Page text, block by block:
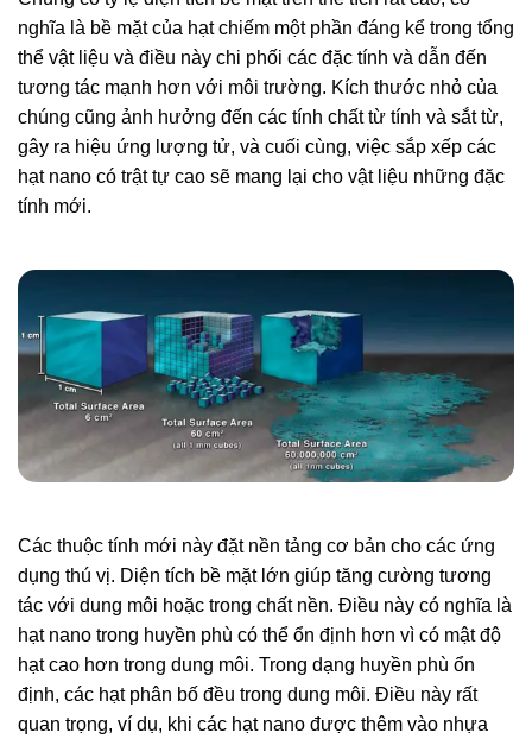
nghĩa là bề mặt của hạt chiếm một phần đáng kể trong tổng
thể vật liệu và điều này chi phối các đặc tính và dẫn đến
tương tác mạnh hơn với môi trường. Kích thước nhỏ của
chúng cũng ảnh hưởng đến các tính chất từ ​​tính và sắt từ,
gây ra hiệu ứng lượng tử, và cuối cùng, việc sắp xếp các
hạt nano có trật tự cao sẽ mang lại cho vật liệu những đặc
tính mới.
Các thuộc tính mới này đặt nền tảng cơ bản cho các ứng
dụng thú vị. Diện tích bề mặt lớn giúp tăng cường tương
tác với dung môi hoặc trong chất nền. Điều này có nghĩa là
hạt nano trong huyền phù có thể ổn định hơn vì có mật độ
hạt cao hơn trong dung môi. Trong dạng huyền phù ổn
định, các hạt phân bố đều trong dung môi. Điều này rất
quan trọng, ví dụ, khi các hạt nano được thêm vào nhựa